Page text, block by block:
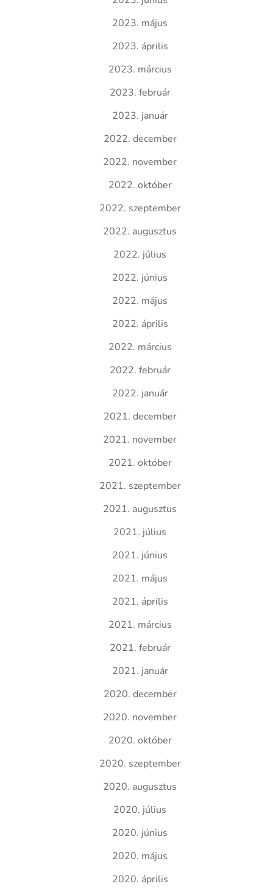
2023. május
2023. április
2023. március
2023. február
2023. január
2022. december
2022. november
2022. október
2022. szeptember
2022. augusztus
2022. július
2022. június
2022. május
2022. április
2022. március
2022. február
2022. január
2021. december
2021. november
2021. október
2021. szeptember
2021. augusztus
2021. július
2021. június
2021. május
2021. április
2021. március
2021. február
2021. január
2020. december
2020. november
2020. október
2020. szeptember
2020. augusztus
2020. július
2020. június
2020. május
2020. április